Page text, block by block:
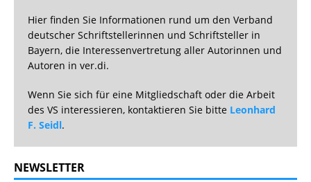
Hier finden Sie Informationen rund um den Verband
deutscher Schriftstellerinnen und Schriftsteller in
Bayern, die Interessenvertretung aller Autorinnen und
Autoren in ver.di.
Wenn Sie sich für eine Mitgliedschaft oder die Arbeit
des VS interessieren, kontaktieren Sie bitte Leonhard
F. Seidl.
NEWSLETTER